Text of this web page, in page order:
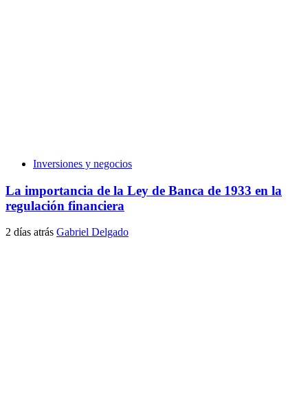
Inversiones y negocios
La importancia de la Ley de Banca de 1933 en la
regulación financiera
2 días atrás Gabriel Delgado